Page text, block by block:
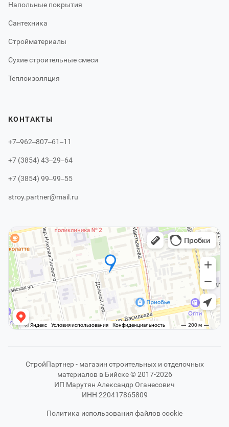
Напольные покрытия
Сантехника
Стройматериалы
Сухие строительные смеси
Теплоизоляция
КОНТАКТЫ
+7‒962‒807‒61‒11
+7 (3854) 43‒29‒64
+7 (3854) 99‒99‒55
stroy.partner@mail.ru
СтройПартнер - магазин строительных и отделочных
материалов в Бийске © 2017-2026
ИП Марутян Александр Оганесович
ИНН 220417865809
Политика использования файлов cookie